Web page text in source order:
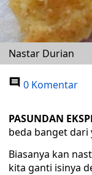
Nastar Durian
0 Komentar
PASUNDAN
beda banget dari
Biasanya kan
kita ganti isinya